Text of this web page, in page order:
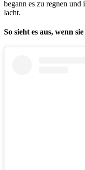
begann es zu regnen und
lacht.
So sieht es aus, wenn